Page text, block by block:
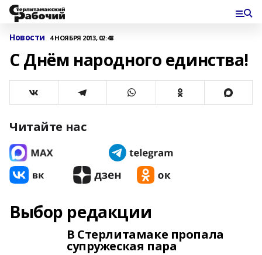
Новости 4 НОЯБРЯ 2013, 02:48
С Днём народного единства!
Читайте нас
Выбор редакции
В Стерлитамаке пропала
супружеская пара